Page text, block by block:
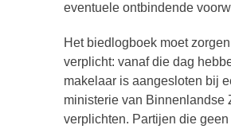
eventuele ontbindende
Het biedlogboek moet
verplicht: vanaf die dag
makelaar is aangesloten bij
ministerie van Binnenlandse
verplichten. Partijen die